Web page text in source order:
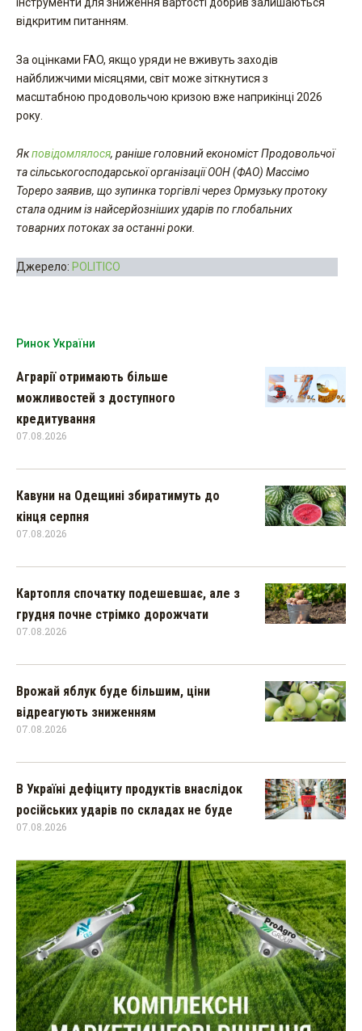
інструменти для зниження вартості добрив залишаються
відкритим питанням.
За оцінками FAO, якщо уряди не вживуть заходів
найближчими місяцями, світ може зіткнутися з
масштабною продовольчою кризою вже наприкінці 2026
року.
Якповідомлялося, раніше головний економіст Продовольчої
та сільськогосподарської організації ООН (ФАО) Массімо
Тореро заявив, що зупинка торгівлі через Ормузьку протоку
стала одним із найсерйозніших ударів по глобальних
товарних потоках за останні роки.
Джерело: POLITICO
Ринок України
Аграрії отримають більше
можливостей з доступного
кредитування
07.08.2026
Кавуни на Одещині збиратимуть до
кінця серпня
07.08.2026
Картопля спочатку подешевшає, але з
грудня почне стрімко дорожчати
07.08.2026
Врожай яблук буде більшим, ціни
відреагують зниженням
07.08.2026
В Україні дефіциту продуктів внаслідок
російських ударів по складах не буде
07.08.2026